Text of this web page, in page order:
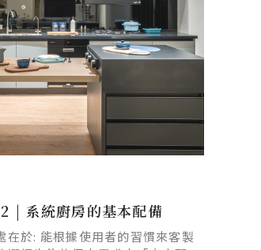
| 系統廚房的基本配備
在於: 能根據使用者的習慣來客製